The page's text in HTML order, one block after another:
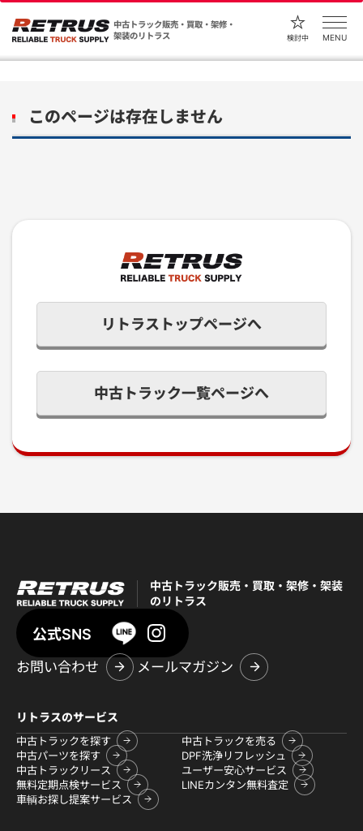
中古トラック販売・買取・架修・
架装のリトラス
検討中 MENU
このページは存在しません
リトラストップページへ
中古トラック一覧ページへ
中古トラック販売・買取・架修・架装
のリトラス
公式SNS
お問い合わせ
メールマガジン
リトラスのサービス
中古トラックを探す
中古トラックを売る
中古パーツを探す
DPF洗浄リフレッシュ
中古トラックリース
ユーザー安心サービス
無料定期点検サービス
LINEカンタン無料査定
車輌お探し提案サービス